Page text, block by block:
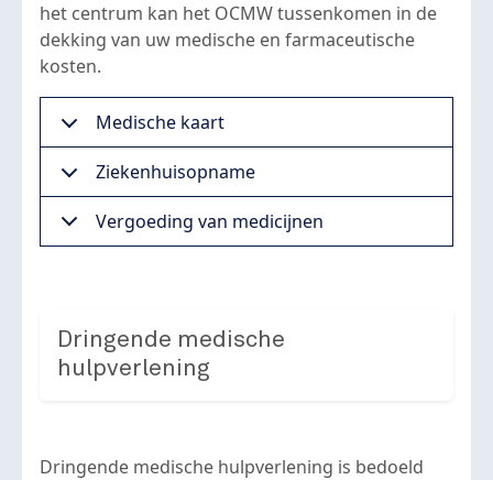
het centrum kan het OCMW tussenkomen in de
dekking van uw medische en farmaceutische
kosten.
Medische kaart
Ziekenhuisopname
Vergoeding van medicijnen
Dringende medische
hulpverlening
Dringende medische hulpverlening is bedoeld